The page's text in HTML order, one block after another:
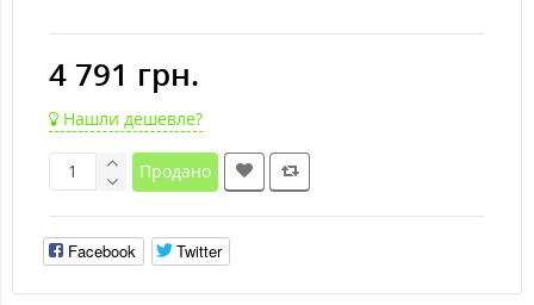
4 791 грн.
Нашли дешевле?
Продано
Facebook Twitter